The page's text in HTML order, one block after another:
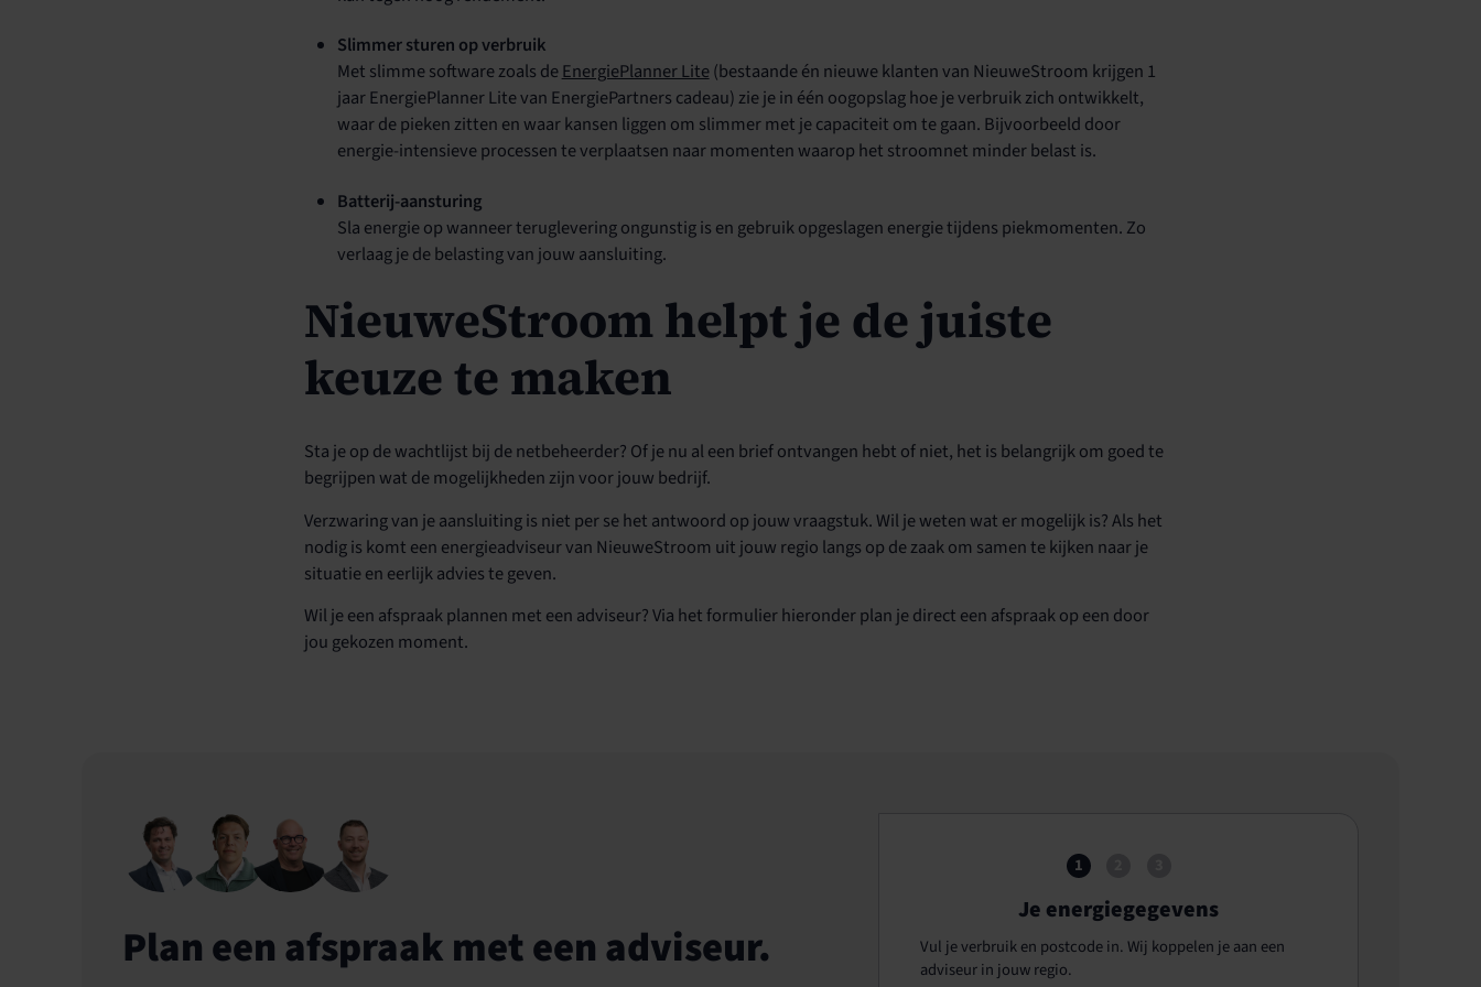
Slimmer sturen op verbruik
Met slimme software zoals deEnergiePlanner Lite(bestaande én nieuwe klanten van NieuweStroom krijgen 1
jaar EnergiePlanner Lite van EnergiePartners cadeau) zie je in één oogopslag hoe je verbruik zich ontwikkelt,
waar de pieken zitten en waar kansen liggen om slimmer met je capaciteit om te gaan. Bijvoorbeeld door
energie-intensieve processen te verplaatsen naar momenten waarop het stroomnet minder belast is.
Batterij-aansturing
Sla energie op wanneer teruglevering ongunstig is en gebruik opgeslagen energie tijdens piekmomenten. Zo
verlaag je de belasting van jouw aansluiting.
NieuweStroom helpt je de juiste
keuze te maken
Sta je op de wachtlijst bij de netbeheerder? Of je nu al een brief ontvangen hebt of niet, het is belangrijk om goed te
begrijpen wat de mogelijkheden zijn voor jouw bedrijf.
Verzwaring van je aansluiting is niet per se het antwoord op jouw vraagstuk. Wil je weten wat er mogelijk is? Als het
nodig is komt een energieadviseur van NieuweStroom uit jouw regio langs op de zaak om samen te kijken naar je
situatie en eerlijk advies te geven.
Wil je een afspraak plannen met een adviseur? Via het formulier hieronder plan je direct een afspraak op een door
jou gekozen moment.
Plan een afspraak met een adviseur.
1
Je energiegegevens
Vul je verbruik en postcode in. Wij koppelen je aan een
adviseur in jouw regio.